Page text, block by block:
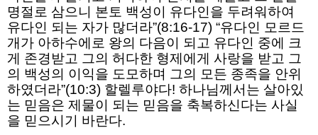
명절로 삼으니 본토 백성이 유다인을 두려워하여
유다인 되는 자가 많더라”(8:16-17) “유다인 모르드
개가 아하수에로 왕의 다음이 되고 유다인 중에 크
게 존경받고 그의 허다한 형제에게 사랑을 받고 그
의 백성의 이익을 도모하며 그의 모든 종족을 안위
하였더라”(10:3) 할렐루야다! 하나님께서는 살아있
는 믿음은 제물이 되는 믿음을 축복하신다는 사실
을 믿으시기 바란다.